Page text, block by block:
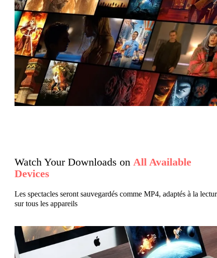
Watch Your Downloads on All Available
Devices
Les spectacles seront sauvegardés comme MP4, adaptés à la
sur tous les appareils